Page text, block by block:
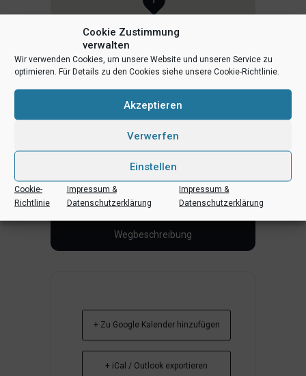
Cookie Zustimmung
verwalten
Wir verwenden Cookies, um unsere Website und unseren Service zu
optimieren. Für Details zu den Cookies siehe unsere Cookie-Richtlinie.
Akzeptieren
Verwerfen
Einstellen
Cookie-
Richtlinie
Impressum &
Datenschutzerklärung
Impressum &
Datenschutzerklärung
+ Zu Google Kalender hinzufügen
+ iCal / Outlook exportieren